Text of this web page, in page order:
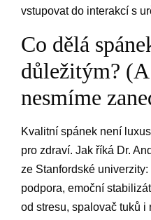
vstupovat do interakcí s
Co dělá
důležitým?
nesmíme
Kvalitní spánek není
pro zdraví. Jak říká Dr.
ze Stanfordské
podpora, emoční
od stresu, spalovač tuků i